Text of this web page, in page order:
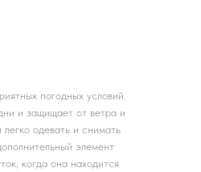
погодных условий.
и защищает от ветра и
одевать и снимать
элемент
когда она находится